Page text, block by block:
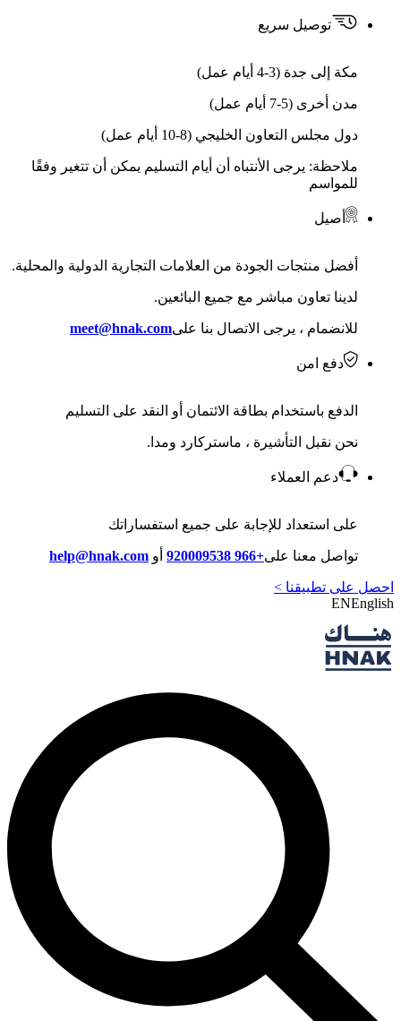
توصيل سريع
مكة إلى جدة (3-4 أيام عمل)
مدن أخرى (5-7 أيام عمل)
دول مجلس التعاون الخليجي (8-10 أيام عمل)
ملاحظة: يرجى الأنتباه أن أيام التسليم يمكن أن تتغير وفقًا
للمواسم
أصيل
أفضل منتجات الجودة من العلامات التجارية الدولية والمحلية.
لدينا تعاون مباشر مع جميع البائعين.
للانضمام ، يرجى الاتصال بنا علىmeet@hnak.com
دفع امن
الدفع باستخدام بطاقة الائتمان أو النقد على التسليم
نحن نقبل التأشيرة ، ماستركارد ومدا.
دعم العملاء
على استعداد للإجابة على جميع استفساراتك
تواصل معنا على+966 920009538 أو help@hnak.com
احصل على تطبيقنا >
ENEnglish